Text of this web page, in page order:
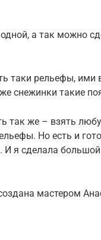
а так можно
таки рельефы, ими
снежинки такие
так же – взять
Но есть и
я сделала
мастером